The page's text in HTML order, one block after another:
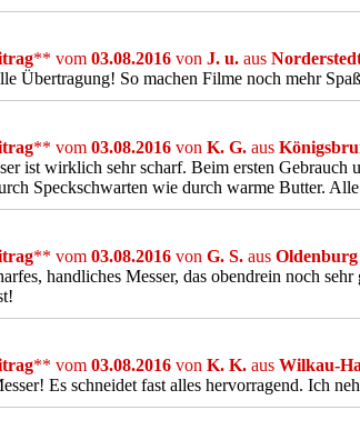
** vom 03.08.2016 von J. u. aus
Übertragung! So machen Filme noch mehr Spaß
** vom 03.08.2016 von K. G. aus
ist wirklich sehr scharf. Beim ersten
Speckschwarten wie durch warme Butter.
** vom 03.08.2016 von G. S. aus Oldenburg
handliches Messer, das obendrein noch
** vom 03.08.2016 von K. K. aus Wilkau-
Es schneidet fast alles hervorragend. Ich